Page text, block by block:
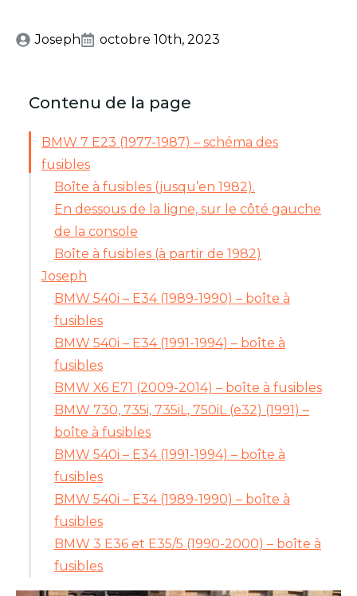
Joseph octobre 10th, 2023
Contenu de la page
BMW 7 E23 (1977-1987) – schéma des
fusibles
Boîte à fusibles (jusqu’en 1982).
En dessous de la ligne, sur le côté gauche
de la console
Boîte à fusibles (à partir de 1982)
Joseph
BMW 540i – E34 (1989-1990) – boîte à
fusibles
BMW 540i – E34 (1991-1994) – boîte à
fusibles
BMW X6 E71 (2009-2014) – boîte à fusibles
BMW 730, 735i, 735iL, 750iL (e32) (1991) –
boîte à fusibles
BMW 540i – E34 (1991-1994) – boîte à
fusibles
BMW 540i – E34 (1989-1990) – boîte à
fusibles
BMW 3 E36 et E35/5 (1990-2000) – boîte à
fusibles